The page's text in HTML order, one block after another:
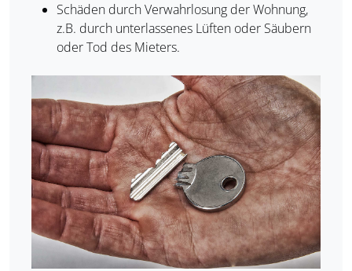
Schäden durch Verwahrlosung der Wohnung,
z.B. durch unterlassenes Lüften oder Säubern
oder Tod des Mieters.